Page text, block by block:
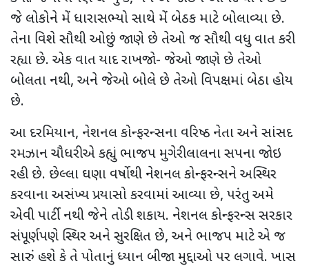
જે લોકોને મેં ધારાસભ્યો સાથે મેં બેઠક માટે બોલાવ્યા છે.
તેના વિશે સૌથી ઓછું જાણે છે તેઓ જ સૌથી વધુ વાત કરી
રહ્યા છે. એક વાત યાદ રાખજો- જેઓ જાણે છે તેઓ
બોલતા નથી, અને જેઓ બોલે છે તેઓ વિપક્ષમાં બેઠા હોય
છે.
આ દરમિયાન, નેશનલ કોન્ફરન્સના વરિષ્ઠ નેતા અને સાંસદ
રમઝાન ચૌધરીએ કહ્યું ભાજપ મુગેરીલાલના સપના જોઇ
રહી છે. છેલ્લા ઘણા વર્ષોથી નેશનલ કોન્ફરન્સને અસ્થિર
કરવાના અસંખ્ય પ્રયાસો કરવામાં આવ્યા છે, પરંતુ અમે
એવી પાર્ટી નથી જેને તોડી શકાય. નેશનલ કોન્ફરન્સ સરકાર
સંપૂર્ણપણે સ્થિર અને સુરક્ષિત છે, અને ભાજપ માટે એ જ
સારું હશે કે તે પોતાનું ધ્યાન બીજા મુદ્દાઓ પર લગાવે. ખાસ